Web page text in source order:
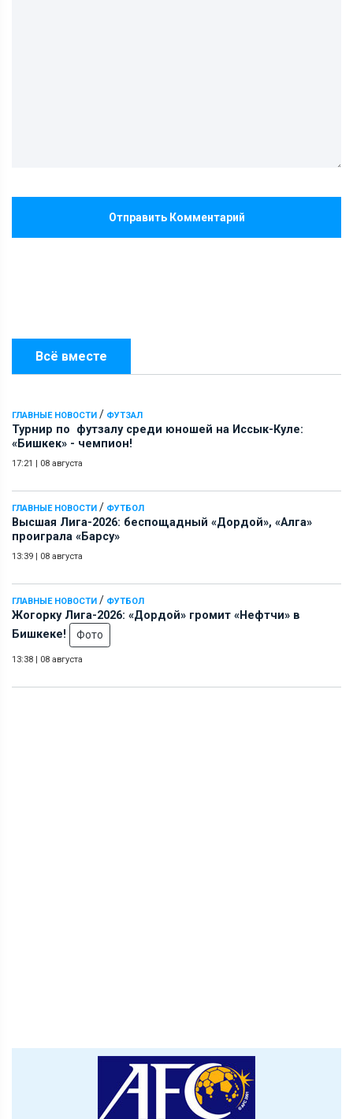
Всё вместе
ГЛАВНЫЕ НОВОСТИ / ФУТЗАЛ
Турнир по футзалу среди юношей на Иссык-Куле:
«Бишкек» - чемпион!
17:21 | 08 августа
ГЛАВНЫЕ НОВОСТИ / ФУТБОЛ
Высшая Лига-2026: беспощадный «Дордой», «Алга»
проиграла «Барсу»
13:39 | 08 августа
ГЛАВНЫЕ НОВОСТИ / ФУТБОЛ
Жогорку Лига-2026: «Дордой» громит «Нефтчи» в
Бишкеке!
Фото
13:38 | 08 августа
Отправить Комментарий